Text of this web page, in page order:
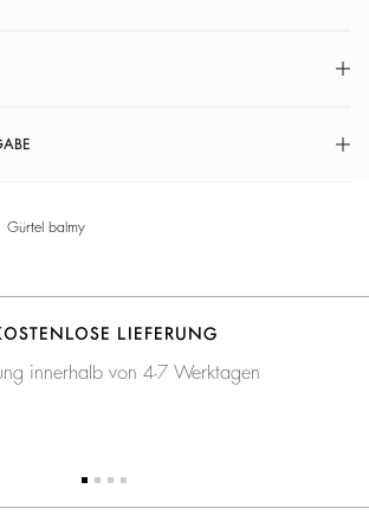
gürtel balmy
LIEFERUNG
innerhalb von 4-7 Werktagen